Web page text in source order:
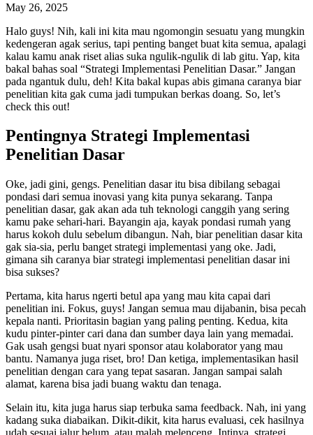
May 26, 2025
Halo guys! Nih, kali ini kita mau ngomongin sesuatu yang mungkin
kedengeran agak serius, tapi penting banget buat kita semua, apalagi
kalau kamu anak riset alias suka ngulik-ngulik di lab gitu. Yap, kita
bakal bahas soal “Strategi Implementasi Penelitian Dasar.” Jangan
pada ngantuk dulu, deh! Kita bakal kupas abis gimana caranya biar
penelitian kita gak cuma jadi tumpukan berkas doang. So, let’s
check this out!
Pentingnya Strategi Implementasi
Penelitian Dasar
Oke, jadi gini, gengs. Penelitian dasar itu bisa dibilang sebagai
pondasi dari semua inovasi yang kita punya sekarang. Tanpa
penelitian dasar, gak akan ada tuh teknologi canggih yang sering
kamu pake sehari-hari. Bayangin aja, kayak pondasi rumah yang
harus kokoh dulu sebelum dibangun. Nah, biar penelitian dasar kita
gak sia-sia, perlu banget strategi implementasi yang oke. Jadi,
gimana sih caranya biar strategi implementasi penelitian dasar ini
bisa sukses?
Pertama, kita harus ngerti betul apa yang mau kita capai dari
penelitian ini. Fokus, guys! Jangan semua mau dijabanin, bisa pecah
kepala nanti. Prioritasin bagian yang paling penting. Kedua, kita
kudu pinter-pinter cari dana dan sumber daya lain yang memadai.
Gak usah gengsi buat nyari sponsor atau kolaborator yang mau
bantu. Namanya juga riset, bro! Dan ketiga, implementasikan hasil
penelitian dengan cara yang tepat sasaran. Jangan sampai salah
alamat, karena bisa jadi buang waktu dan tenaga.
Selain itu, kita juga harus siap terbuka sama feedback. Nah, ini yang
kadang suka diabaikan. Dikit-dikit, kita harus evaluasi, cek hasilnya